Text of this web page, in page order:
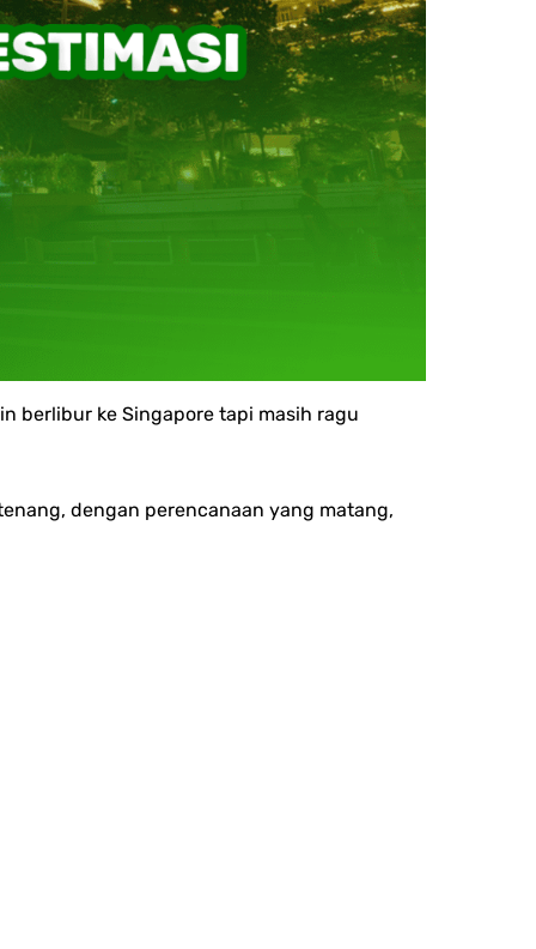
berlibur ke Singapore tapi masih ragu
dengan perencanaan yang matang,